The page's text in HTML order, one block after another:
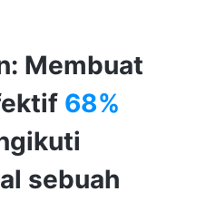
Membuat
68%
sebuah